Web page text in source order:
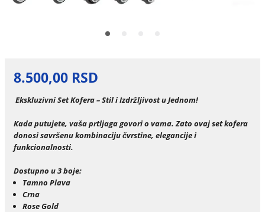
8.500,00 RSD
Ekskluzivni Set Kofera – Stil i Izdržljivost u Jednom!
Kada putujete, vaša prtljaga govori o vama. Zato ovaj set kofera
donosi savršenu kombinaciju čvrstine, elegancije i
funkcionalnosti.
Dostupno u 3 boje:
Tamno Plava
Crna
Rose Gold